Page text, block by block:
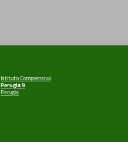
Istituto Comprensivo
Perugia 9
Perugia